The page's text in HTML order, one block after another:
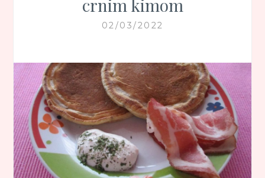
crnim kimom
02/03/2022